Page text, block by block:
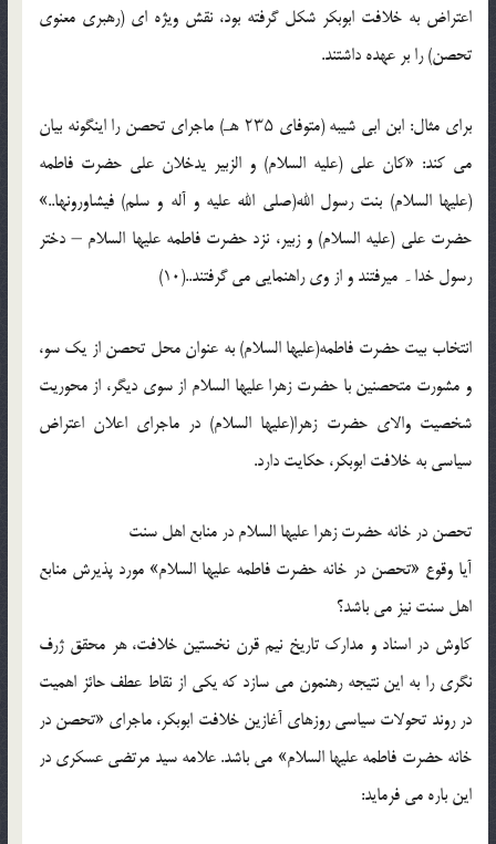
اعتراض به خلافت ابوبکر شکل گرفته بود، نقش ویژه ای (رهبری معنوی
تحصن) را بر عهده داشتند.
برای مثال: ابن ابی شیبه (متوفای ۲۳۵ هـ) ماجرای تحصن را اینگونه بیان
می کند: «کان على (علیه السلام) و الزبیر یدخلان على حضرت فاطمه
(علیها السلام) بنت رسول الله(صلی الله علیه و آله و سلم) فیشاورونها..»
حضرت على (علیه السلام) و زبیر، نزد حضرت فاطمه علیها السلام – دختر
رسول خدا۔ میرفتند و از وی راهنمایی می گرفتند..(10)
انتخاب بیت حضرت فاطمه(علیها السلام) به عنوان محل تحصن از یک سو،
و مشورت متحصنین با حضرت زهرا علیها السلام از سوی دیگر، از محوریت
شخصیت والای حضرت زهرا(علیها السلام) در ماجرای اعلان اعتراض
سیاسی به خلافت ابوبکر، حکایت دارد.
تحصن در خانه حضرت زهرا علیها السلام در منابع اهل سنت
آیا وقوع «تحصن در خانه حضرت فاطمه علیها السلام» مورد پذیرش منابع
اهل سنت نیز می باشد؟
کاوش در اسناد و مدارک تاریخ نیم قرن نخستین خلافت، هر محقق ژرف
نگری را به این نتیجه رهنمون می سازد که یکی از نقاط عطف حائز اهمیت
در روند تحولات سیاسی روزهای آغازین خلافت ابوبکر، ماجرای «تحصن در
خانه حضرت فاطمه علیها السلام» می باشد. علامه سید مرتضی عسکری در
این باره می فرماید: